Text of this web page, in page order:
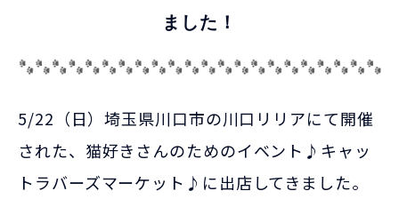
ました！
5/22（日）埼玉県川口市の川口リリアにて開催
された、猫好きさんのためのイベント♪キャッ
トラバーズマーケット♪に出店してきました。